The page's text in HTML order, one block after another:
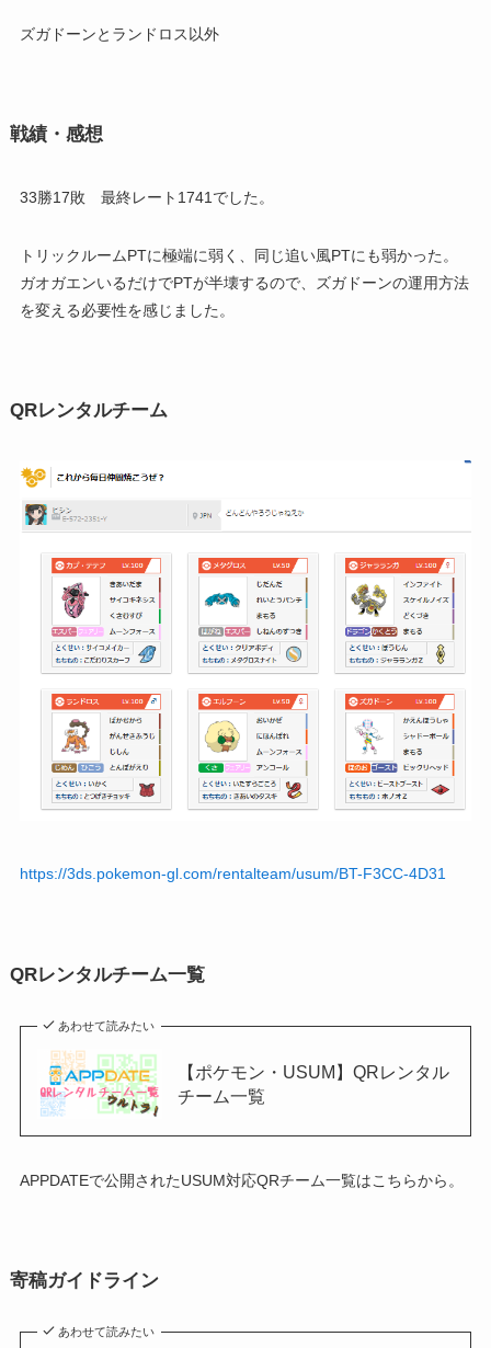
ズガドーンとランドロス以外
戦績・感想
33勝17敗 最終レート1741でした。
トリックルームPTに極端に弱く、同じ追い風PTにも弱かった。
ガオガエンいるだけでPTが半壊するので、ズガドーンの運用方法
を変える必要性を感じました。
QRレンタルチーム
https://3ds.pokemon-gl.com/rentalteam/usum/BT-F3CC-4D31
QRレンタルチーム一覧
あわせて読みたい
【ポケモン・USUM】QRレンタル
チーム一覧
APPDATEで公開されたUSUM対応QRチーム一覧はこちらから。
寄稿ガイドライン
あわせて読みたい